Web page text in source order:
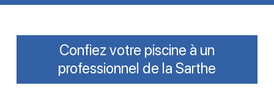
Confiez votre piscine à un
professionnel de la Sarthe